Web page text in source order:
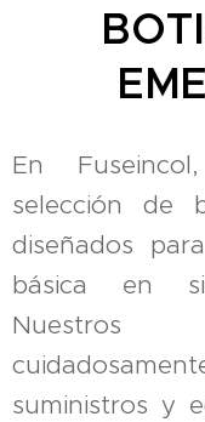
En
selección de
diseñados
básica en
Nuestros
suministros y